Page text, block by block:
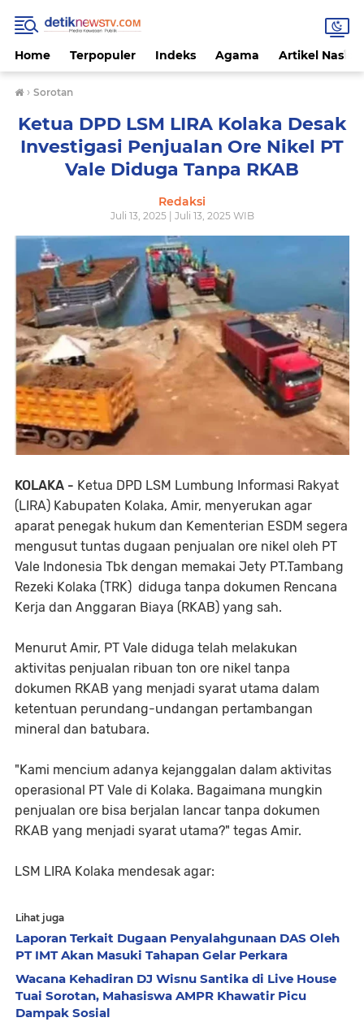
Home Terpopuler Indeks Agama Artikel
› Sorotan
Ketua DPD LSM LIRA Kolaka Desak
Investigasi Penjualan Ore Nikel PT
Vale Diduga Tanpa RKAB
Redaksi
Juli 13, 2025 | Juli 13, 2025 WIB
KOLAKA - Ketua DPD LSM Lumbung Informasi Rakyat
(LIRA) Kabupaten Kolaka, Amir, menyerukan agar
aparat penegak hukum dan Kementerian ESDM segera
mengusut tuntas dugaan penjualan ore nikel oleh PT
Vale Indonesia Tbk dengan memakai Jety PT.Tambang
Rezeki Kolaka (TRK) diduga tanpa dokumen Rencana
Kerja dan Anggaran Biaya (RKAB) yang sah.
Menurut Amir, PT Vale diduga telah melakukan
aktivitas penjualan ribuan ton ore nikel tanpa
dokumen RKAB yang menjadi syarat utama dalam
ketentuan perundang-undangan pertambangan
mineral dan batubara.
"Kami mencium adanya kejanggalan dalam aktivitas
operasional PT Vale di Kolaka. Bagaimana mungkin
penjualan ore bisa berjalan lancar tanpa dokumen
RKAB yang menjadi syarat utama?" tegas Amir.
LSM LIRA Kolaka mendesak agar:
Lihat juga
Laporan Terkait Dugaan Penyalahgunaan DAS Oleh
PT IMT Akan Masuki Tahapan Gelar Perkara
Wacana Kehadiran DJ Wisnu Santika di Live House
Tuai Sorotan, Mahasiswa AMPR Khawatir Picu
Dampak Sosial